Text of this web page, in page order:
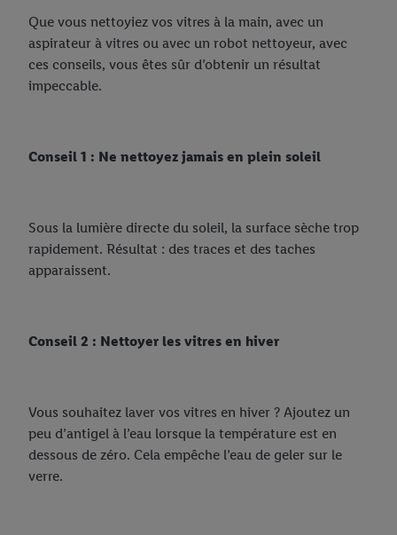
Que vous nettoyiez vos vitres à la main, avec un
aspirateur à vitres ou avec un robot nettoyeur, avec
ces conseils, vous êtes sûr d’obtenir un résultat
impeccable.
Conseil 1 : Ne nettoyez jamais en plein soleil
Sous la lumière directe du soleil, la surface sèche trop
rapidement. Résultat : des traces et des taches
apparaissent.
Conseil 2 : Nettoyer les vitres en hiver
Vous souhaitez laver vos vitres en hiver ? Ajoutez un
peu d’antigel à l’eau lorsque la température est en
dessous de zéro. Cela empêche l’eau de geler sur le
verre.